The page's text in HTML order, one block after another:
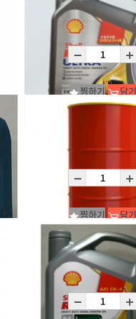
찜하기 담기
Rimula R5 LE 10W-40
찜하기 담기